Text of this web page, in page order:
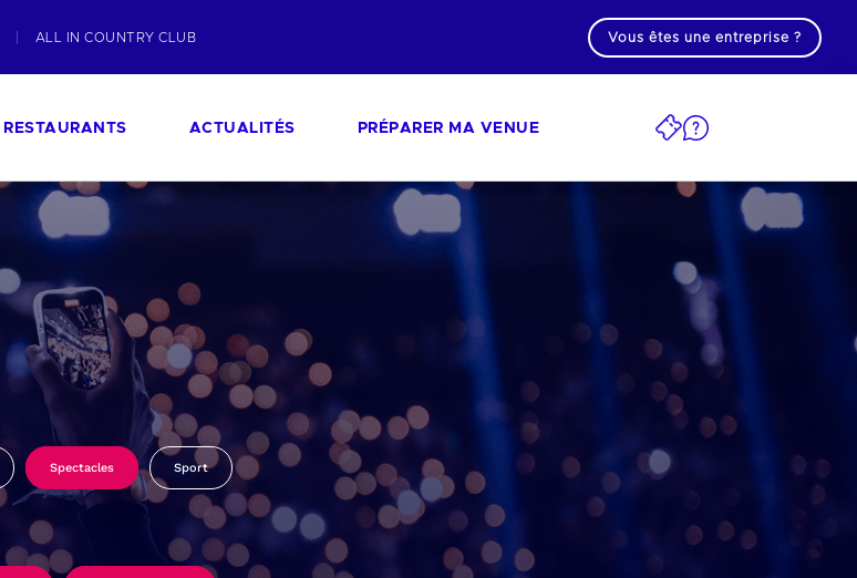
ALL IN COUNTRY CLUB Vous êtes une entreprise ?
RESTAURANTS ACTUALITÉS PRÉPARER MA VENUE
Spectacles Sport